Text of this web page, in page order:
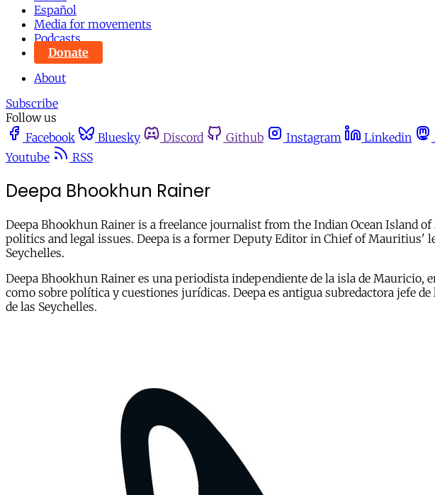
Español
Media for movements
Podcasts
Donate
About
Subscribe
Follow us
Facebook
Bluesky Discord Github Instagram Linkedin
Youtube
RSS
Deepa Bhookhun Rainer
Deepa Bhookhun Rainer is a freelance journalist from the Indian Ocean Island
politics and legal issues. Deepa is a former Deputy Editor in Chief of Mauritius'
Seychelles.
Deepa Bhookhun Rainer es una periodista independiente de la isla de Mauricio,
como sobre política y cuestiones jurídicas. Deepa es antigua subredactora jefe
de las Seychelles.